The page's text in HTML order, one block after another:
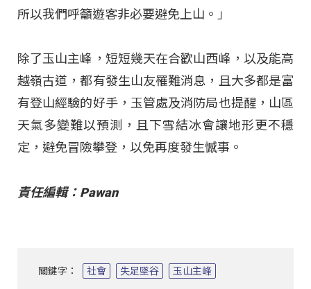
所以我們呼籲遊客非必要避免上山。」
除了玉山主峰，短短幾天在合歡山西峰，以及能高
越嶺古道，都有發生山友罹難消息，且大多都是富
有登山經驗的好手，玉管處及消防局也提醒，山區
天氣多變難以預測，且下雪結冰會讓地形更不穩
定，避免冒險攀登，以免再度發生憾事。
責任編輯：Pawan
關鍵字： 社會 失足墜谷 玉山主峰